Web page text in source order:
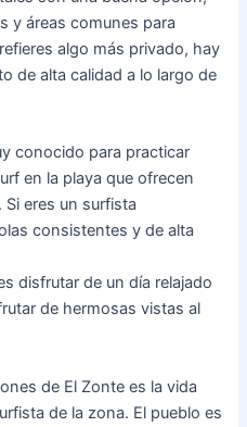
y áreas comunes para
algo más privado, hay
de alta calidad a lo largo de
conocido para practicar
en la playa que ofrecen
eres un surfista
consistentes y de alta
disfrutar de un día relajado
de hermosas vistas al
de El Zonte es la vida
de la zona. El pueblo es